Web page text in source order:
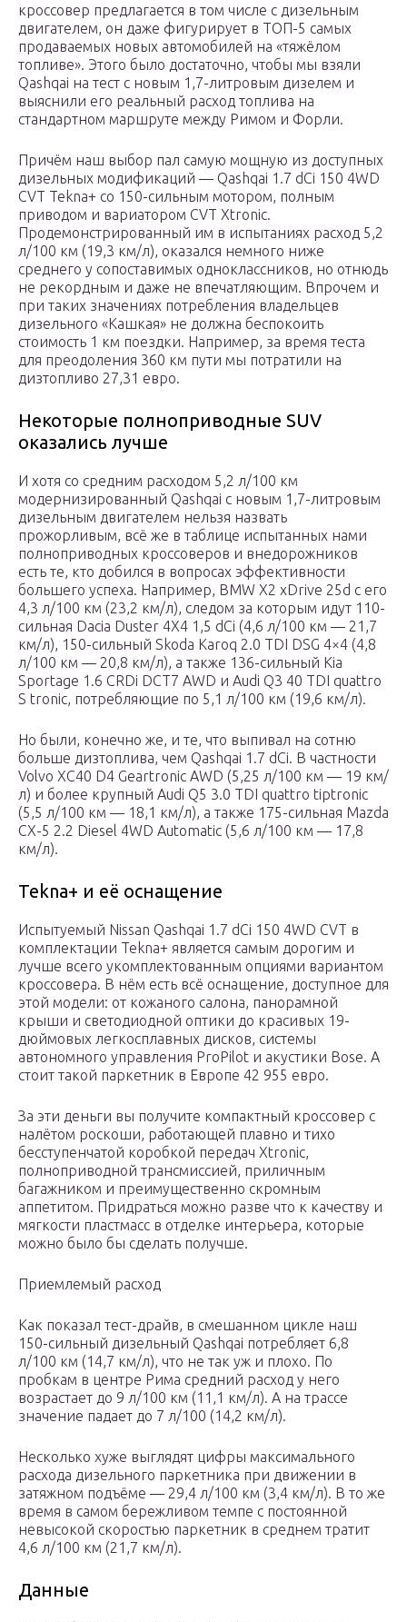
кроссовер предлагается в том числе с дизельным
двигателем, он даже фигурирует в ТОП-5 самых
продаваемых новых автомобилей на «тяжёлом
топливе». Этого было достаточно, чтобы мы взяли
Qashqai на тест с новым 1,7-литровым дизелем и
выяснили его реальный расход топлива на
стандартном маршруте между Римом и Форли.
Причём наш выбор пал самую мощную из доступных
дизельных модификаций — Qashqai 1.7 dCi 150 4WD
CVT Tekna+ со 150-сильным мотором, полным
приводом и вариатором CVT Xtronic.
Продемонстрированный им в испытаниях расход 5,2
л/100 км (19,3 км/л), оказался немного ниже
среднего у сопоставимых одноклассников, но отнюдь
не рекордным и даже не впечатляющим. Впрочем и
при таких значениях потребления владельцев
дизельного «Кашкая» не должна беспокоить
стоимость 1 км поездки. Например, за время теста
для преодоления 360 км пути мы потратили на
дизтопливо 27,31 евро.
Некоторые полноприводные SUV
оказались лучше
И хотя со средним расходом 5,2 л/100 км
модернизированный Qashqai с новым 1,7-литровым
дизельным двигателем нельзя назвать
прожорливым, всё же в таблице испытанных нами
полноприводных кроссоверов и внедорожников
есть те, кто добился в вопросах эффективности
большего успеха. Например, BMW X2 xDrive 25d с его
4,3 л/100 км (23,2 км/л), следом за которым идут 110-
сильная Dacia Duster 4X4 1,5 dCi (4,6 л/100 км — 21,7
км/л), 150-сильный Skoda Karoq 2.0 TDI DSG 4×4 (4,8
л/100 км — 20,8 км/л), а также 136-сильный Kia
Sportage 1.6 CRDi DCT7 AWD и Audi Q3 40 TDI quattro
S tronic, потребляющие по 5,1 л/100 км (19,6 км/л).
Но были, конечно же, и те, что выпивал на сотню
больше дизтоплива, чем Qashqai 1.7 dCi. В частности
Volvo XC40 D4 Geartronic AWD (5,25 л/100 км — 19 км/
л) и более крупный Audi Q5 3.0 TDI quattro tiptronic
(5,5 л/100 км — 18,1 км/л), а также 175-сильная Mazda
CX-5 2.2 Diesel 4WD Automatic (5,6 л/100 км — 17,8
км/л).
Tekna+ и её оснащение
Испытуемый Nissan Qashqai 1.7 dCi 150 4WD CVT в
комплектации Tekna+ является самым дорогим и
лучше всего укомплектованным опциями вариантом
кроссовера. В нём есть всё оснащение, доступное для
этой модели: от кожаного салона, панорамной
крыши и светодиодной оптики до красивых 19-
дюймовых легкосплавных дисков, системы
автономного управления ProPilot и акустики Bose. А
стоит такой паркетник в Европе 42 955 евро.
За эти деньги вы получите компактный кроссовер с
налётом роскоши, работающей плавно и тихо
бесступенчатой коробкой передач Xtronic,
полноприводной трансмиссией, приличным
багажником и преимущественно скромным
аппетитом. Придраться можно разве что к качеству и
мягкости пластмасс в отделке интерьера, которые
можно было бы сделать получше.
Приемлемый расход
Как показал тест-драйв, в смешанном цикле наш
150-сильный дизельный Qashqai потребляет 6,8
л/100 км (14,7 км/л), что не так уж и плохо. По
пробкам в центре Рима средний расход у него
возрастает до 9 л/100 км (11,1 км/л). А на трассе
значение падает до 7 л/100 (14,2 км/л).
Несколько хуже выглядят цифры максимального
расхода дизельного паркетника при движении в
затяжном подъёме — 29,4 л/100 км (3,4 км/л). В то же
время в самом бережливом темпе с постоянной
невысокой скоростью паркетник в среднем тратит
4,6 л/100 км (21,7 км/л).
Данные